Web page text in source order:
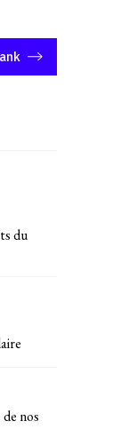
du
nos